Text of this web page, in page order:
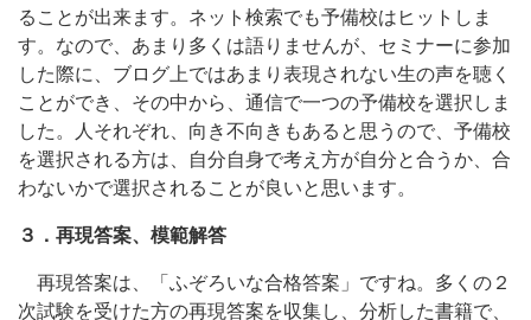
ることが出来ます。ネット検索でも予備校はヒットしま
す。なので、あまり多くは語りませんが、セミナーに参加
した際に、ブログ上ではあまり表現されない生の声を聴く
ことができ、その中から、通信で一つの予備校を選択しま
した。人それぞれ、向き不向きもあると思うので、予備校
を選択される方は、自分自身で考え方が自分と合うか、合
わないかで選択されることが良いと思います。
３．再現答案、模範解答
再現答案は、「ふぞろいな合格答案」ですね。多くの２
次試験を受けた方の再現答案を収集し、分析した書籍で、